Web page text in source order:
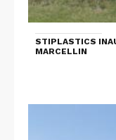
STIPLASTICS
MARCELLIN